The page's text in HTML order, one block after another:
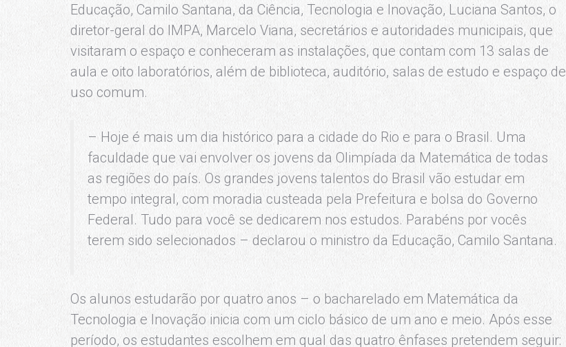
Educação, Camilo Santana, da Ciência, Tecnologia e Inovação, Luciana Santos, o
diretor-geral do IMPA, Marcelo Viana, secretários e autoridades municipais, que
visitaram o espaço e conheceram as instalações, que contam com 13 salas de
aula e oito laboratórios, além de biblioteca, auditório, salas de estudo e espaço de
uso comum.
– Hoje é mais um dia histórico para a cidade do Rio e para o Brasil. Uma
faculdade que vai envolver os jovens da Olimpíada da Matemática de todas
as regiões do país. Os grandes jovens talentos do Brasil vão estudar em
tempo integral, com moradia custeada pela Prefeitura e bolsa do Governo
Federal. Tudo para você se dedicarem nos estudos. Parabéns por vocês
terem sido selecionados – declarou o ministro da Educação, Camilo Santana.
Os alunos estudarão por quatro anos – o bacharelado em Matemática da
Tecnologia e Inovação inicia com um ciclo básico de um ano e meio. Após esse
período, os estudantes escolhem em qual das quatro ênfases pretendem seguir: